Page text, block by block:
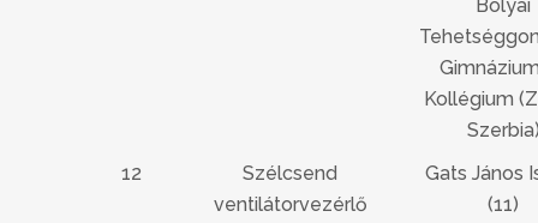
Bolyai
Kollégium
12
Szélcsend
ventilátorvezérlő
Gats János
(11)